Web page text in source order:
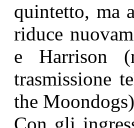
quintetto, ma
riduce
e Harrison
trasmissione
the